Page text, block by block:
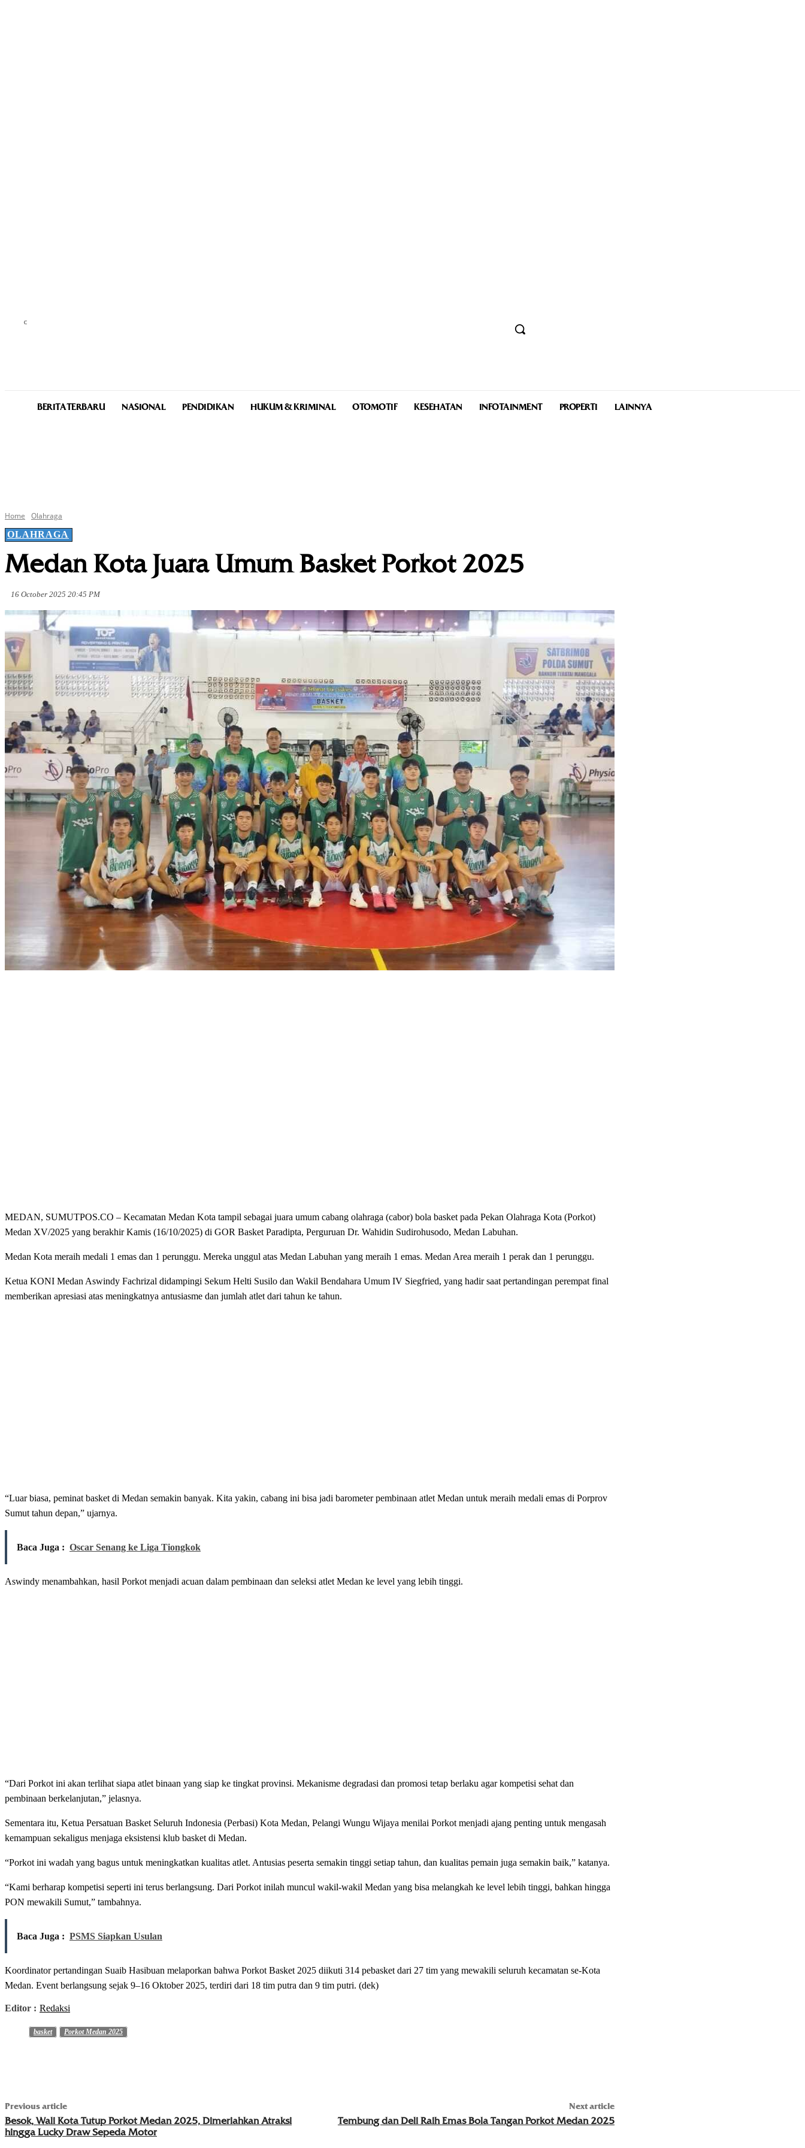
C
BERITA TERBARU NASIONAL PENDIDIKAN HUKUM & KRIMINAL OTOMOTIF KESEHATAN INFOTAINMENT PROPERTI LAINNYA
Home
Olahraga
OLAHRAGA
Medan Kota Juara Umum Basket Porkot 2025
16 October 2025 20:45 PM
MEDAN, SUMUTPOS.CO – Kecamatan Medan Kota tampil sebagai juara umum cabang olahraga (cabor) bola basket pada Pekan Olahraga Kota (Porkot)
Medan XV/2025 yang berakhir Kamis (16/10/2025) di GOR Basket Paradipta, Perguruan Dr. Wahidin Sudirohusodo, Medan Labuhan.
Medan Kota meraih medali 1 emas dan 1 perunggu. Mereka unggul atas Medan Labuhan yang meraih 1 emas. Medan Area meraih 1 perak dan 1 perunggu.
Ketua KONI Medan Aswindy Fachrizal didampingi Sekum Helti Susilo dan Wakil Bendahara Umum IV Siegfried, yang hadir saat pertandingan perempat final
memberikan apresiasi atas meningkatnya antusiasme dan jumlah atlet dari tahun ke tahun.
“Luar biasa, peminat basket di Medan semakin banyak. Kita yakin, cabang ini bisa jadi barometer pembinaan atlet Medan untuk meraih medali emas di Porprov
Sumut tahun depan,” ujarnya.
Baca Juga : Oscar Senang ke Liga Tiongkok
Aswindy menambahkan, hasil Porkot menjadi acuan dalam pembinaan dan seleksi atlet Medan ke level yang lebih tinggi.
“Dari Porkot ini akan terlihat siapa atlet binaan yang siap ke tingkat provinsi. Mekanisme degradasi dan promosi tetap berlaku agar kompetisi sehat dan
pembinaan berkelanjutan,” jelasnya.
Sementara itu, Ketua Persatuan Basket Seluruh Indonesia (Perbasi) Kota Medan, Pelangi Wungu Wijaya menilai Porkot menjadi ajang penting untuk mengasah
kemampuan sekaligus menjaga eksistensi klub basket di Medan.
“Porkot ini wadah yang bagus untuk meningkatkan kualitas atlet. Antusias peserta semakin tinggi setiap tahun, dan kualitas pemain juga semakin baik,” katanya.
“Kami berharap kompetisi seperti ini terus berlangsung. Dari Porkot inilah muncul wakil-wakil Medan yang bisa melangkah ke level lebih tinggi, bahkan hingga
PON mewakili Sumut,” tambahnya.
Baca Juga : PSMS Siapkan Usulan
Koordinator pertandingan Suaib Hasibuan melaporkan bahwa Porkot Basket 2025 diikuti 314 pebasket dari 27 tim yang mewakili seluruh kecamatan se-Kota
Medan. Event berlangsung sejak 9–16 Oktober 2025, terdiri dari 18 tim putra dan 9 tim putri. (dek)
Editor : Redaksi
basket Porkot Medan 2025
Previous article
Besok, Wali Kota Tutup Porkot Medan 2025, Dimeriahkan Atraksi
hingga Lucky Draw Sepeda Motor
Next article
Tembung dan Deli Raih Emas Bola Tangan Porkot Medan 2025